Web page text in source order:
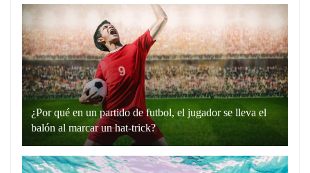
expresión
“hablando
en
plata”
es
un
recurso
lingüístico
que
¿Por qué en un partido de futbol, el jugador se lleva el
balón al marcar un hat-trick?
Un
hat-